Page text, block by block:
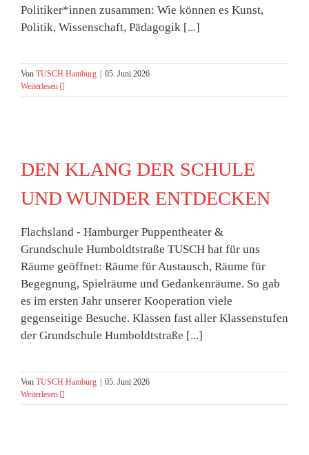
Politiker*innen zusammen: Wie können es Kunst,
Politik, Wissenschaft, Pädagogik [...]
Von TUSCH Hamburg
05. Juni 2026
Weiterlesen
DEN KLANG DER SCHULE
UND WUNDER ENTDECKEN
Flachsland - Hamburger Puppentheater &
Grundschule Humboldtstraße TUSCH hat für uns
Räume geöffnet: Räume für Austausch, Räume für
Begegnung, Spielräume und Gedankenräume. So gab
es im ersten Jahr unserer Kooperation viele
gegenseitige Besuche. Klassen fast aller Klassenstufen
der Grundschule Humboldtstraße [...]
Von TUSCH Hamburg
05. Juni 2026
Weiterlesen